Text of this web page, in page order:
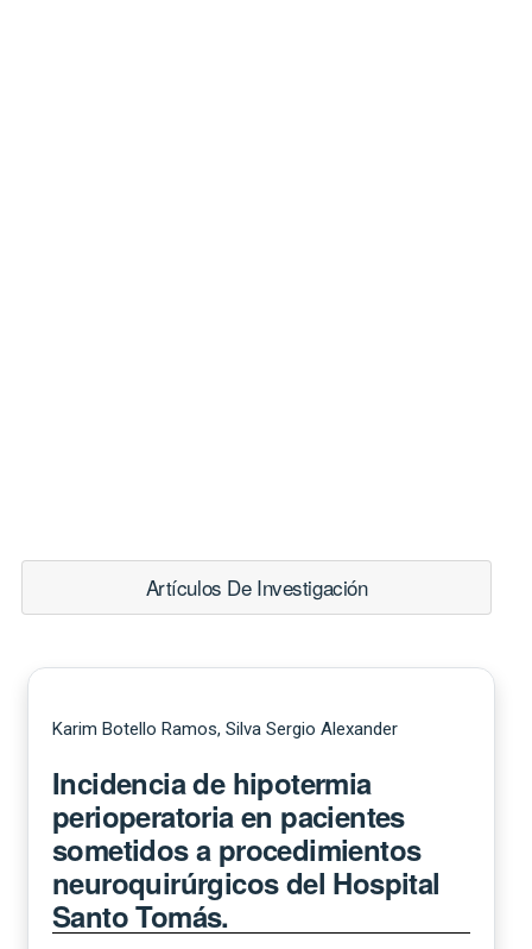
Artículos De Investigación
Karim Botello Ramos, Silva Sergio Alexander
Incidencia de hipotermia
perioperatoria en pacientes
sometidos a procedimientos
neuroquirúrgicos del Hospital
Santo Tomás.